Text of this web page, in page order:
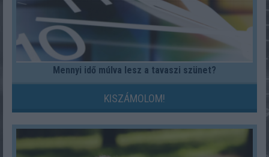
Mennyi idő múlva lesz a tavaszi szünet?
KISZÁMOLOM!